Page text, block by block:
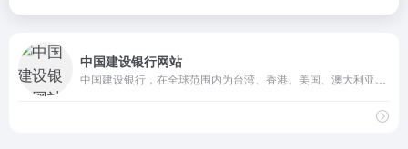
中国建设银行网站